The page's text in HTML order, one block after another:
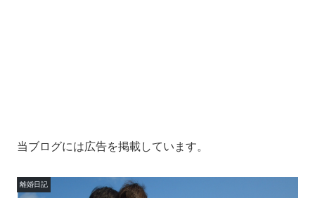
当ブログには広告を掲載しています。
離婚日記